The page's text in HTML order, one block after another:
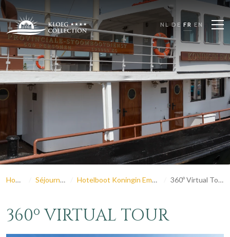
NL DE FR EN
Home Séjourner Hotelboot Koningin Emma 360º Virtual Tour
360º VIRTUAL TOUR